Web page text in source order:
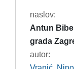
naslov:
Antun
grada
autor: